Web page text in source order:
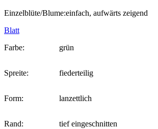
Einzelblüte/Blume:einfach, aufwärts zeigend
Blatt
Farbe:
grün
Spreite: fiederteilig
Form: lanzettlich
Rand: tief eingeschnitten